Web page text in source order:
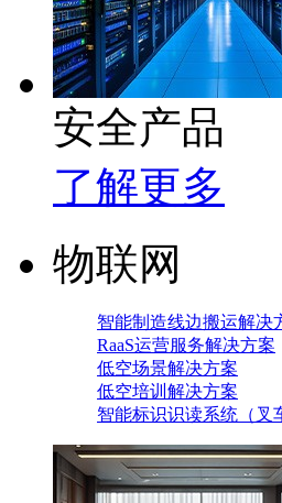
安全产品
了解更多
物联网
智能制造线边搬运解决
RaaS运营服务解决方案
低空场景解决方案
低空培训解决方案
智能标识识读系统（叉